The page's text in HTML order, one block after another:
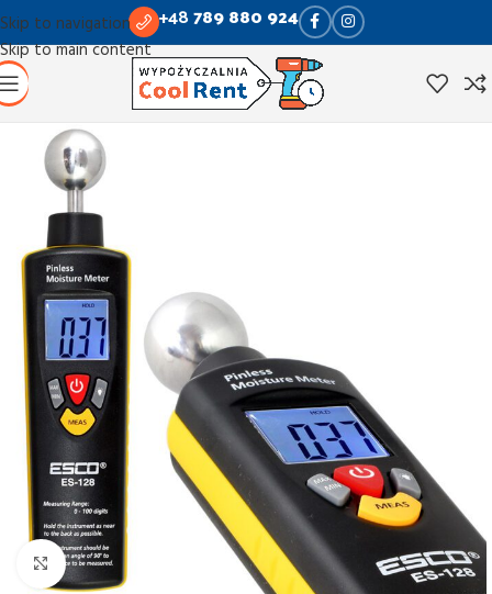
Skip to navigation
Skip to main content
+48789 880 924
Kliknij aby powiększyć